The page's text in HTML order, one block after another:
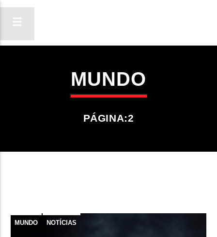
ON FM
LIGA-TE
MUNDO
PÁGINA:2
MUNDO NOTÍCIAS